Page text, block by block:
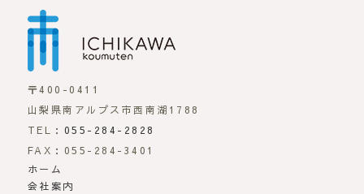
〒400-0411
山梨県南アルプス市西南湖1788
TEL： 055-284-2828
FAX：055-284-3401
ホーム
会社案内